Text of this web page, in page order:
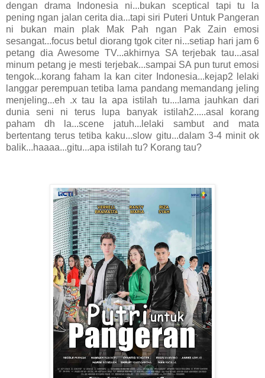
dengan drama Indonesia ni...bukan sceptical tapi tu la
pening ngan jalan cerita dia...tapi siri Puteri Untuk Pangeran
ni bukan main plak Mak Pah ngan Pak Zain emosi
sesangat...focus betul diorang tgok citer ni...setiap hari jam 6
petang dia Awesome TV...akhirnya SA terjebak tau...asal
minum petang je mesti terjebak...sampai SA pun turut emosi
tengok...korang faham la kan citer Indonesia...kejap2 lelaki
langgar perempuan tetiba lama pandang memandang jeling
menjeling...eh .x tau la apa istilah tu....lama jauhkan dari
dunia seni ni terus lupa banyak istilah2.....asal korang
paham dh la...scene jatuh...lelaki sambut and mata
bertentang terus tetiba kaku...slow gitu...dalam 3-4 minit ok
balik...haaaa...gitu...apa istilah tu? Korang tau?